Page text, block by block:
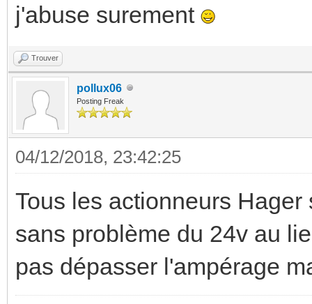
j'abuse surement
Trouver
pollux06
Posting Freak
04/12/2018, 23:42:25
Tous les actionneurs
sans problème du 24v au
pas dépasser l'ampérage